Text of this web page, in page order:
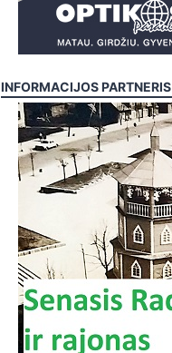
INFORMACIJOS PARTNERIS